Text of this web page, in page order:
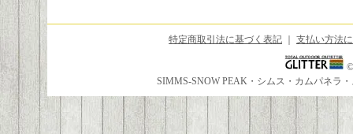
特定商取引法に基づく表記 支払い方法
SIMMS-SNOW PEAK・シムス・カムパネラ